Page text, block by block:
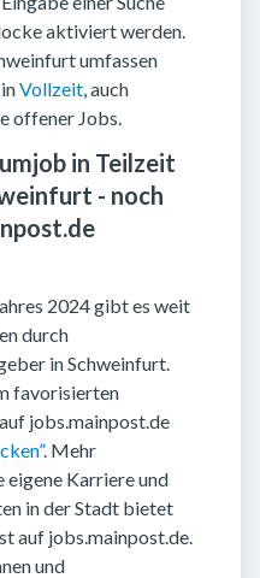
aktiviert werden.
umfassen
Vollzeit, auch
offener Jobs.
in Teilzeit
- noch
2024 gibt es weit
durch
in Schweinfurt.
favorisierten
jobs.mainpost.de
. Mehr
eigene Karriere und
in der Stadt bietet
auf jobs.mainpost.de.
und